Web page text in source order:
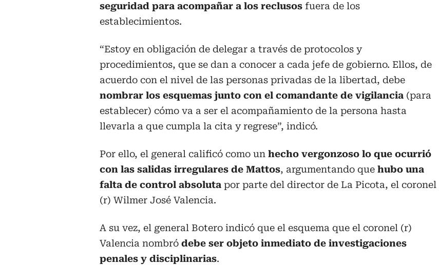
seguridad para acompañar a los reclusos fuera de los
establecimientos.
“Estoy en obligación de delegar a través de protocolos y
procedimientos, que se dan a conocer a cada jefe de gobierno. Ellos, de
acuerdo con el nivel de las personas privadas de la libertad, debe
nombrar los esquemas junto con el comandante de vigilancia (para
establecer) cómo va a ser el acompañamiento de la persona hasta
llevarla a que cumpla la cita y regrese”, indicó.
Por ello, el general calificó como un hecho vergonzoso lo que ocurrió
con las salidas irregulares de Mattos, argumentando que hubo una
falta de control absoluta por parte del director de La Picota, el coronel
(r) Wilmer José Valencia.
A su vez, el general Botero indicó que el esquema que el coronel (r)
Valencia nombró debe ser objeto inmediato de investigaciones
penales y disciplinarias.